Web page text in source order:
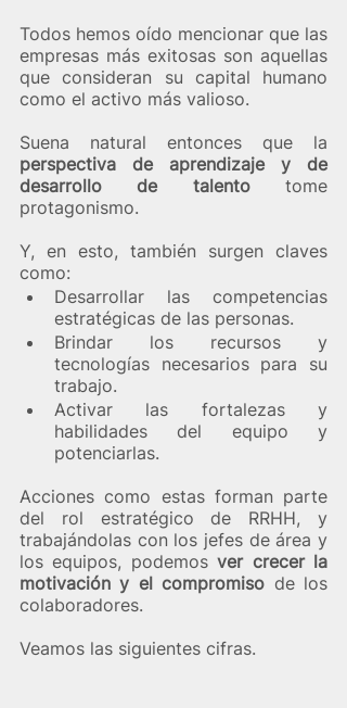
Todos hemos oído mencionar que las
empresas más exitosas son aquellas
que consideran su capital humano
como el activo más valioso.
perspectiva de aprendizaje y de
desarrollo de talento tome
protagonismo.
Y, en esto, también surgen claves
como:
Desarrollar las competencias
estratégicas de las personas.
Brindar los recursos y
tecnologías necesarios para su
trabajo.
Activar las fortalezas y
habilidades del equipo y
potenciarlas.
Acciones como estas forman parte
del rol estratégico de RRHH, y
trabajándolas con los jefes de área y
los equipos, podemos ver crecer la
motivación y el compromiso de los
colaboradores.
Veamos las siguientes cifras.